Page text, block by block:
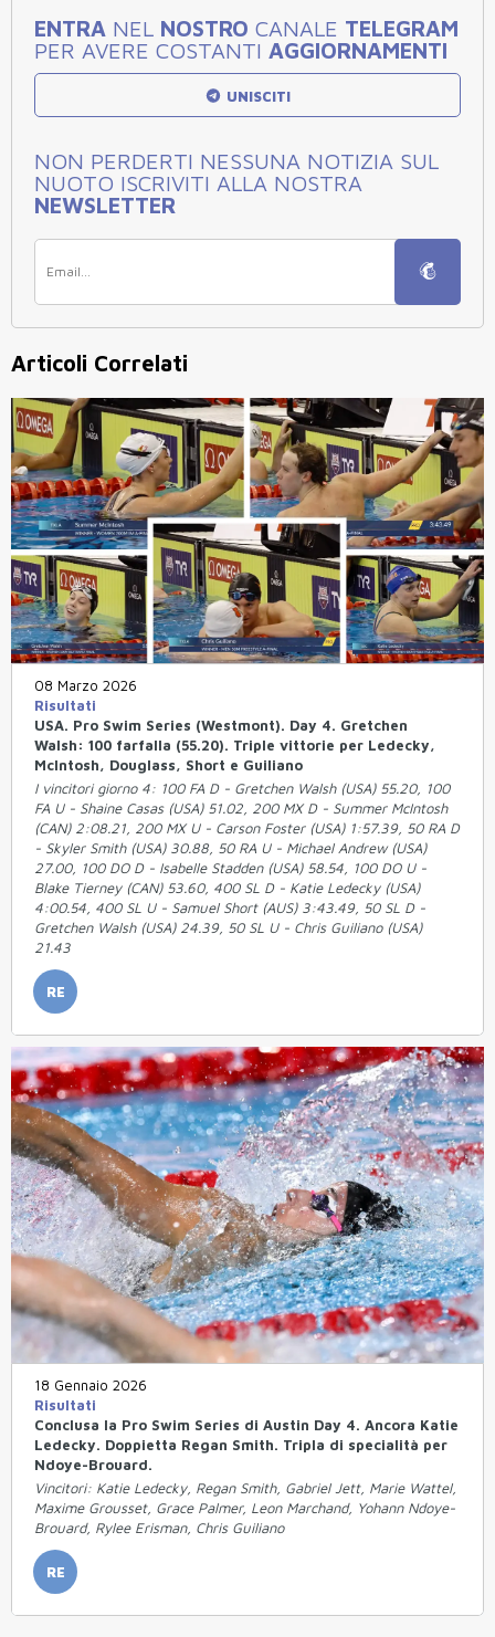
ENTRA NEL NOSTRO CANALE TELEGRAM
PER AVERE COSTANTI AGGIORNAMENTI
UNISCITI
NON PERDERTI NESSUNA NOTIZIA SUL
NUOTO ISCRIVITI ALLA NOSTRA
NEWSLETTER
Articoli Correlati
08 Marzo 2026
Risultati
USA. Pro Swim Series (Westmont). Day 4. Gretchen
Walsh: 100 farfalla (55.20). Triple vittorie per Ledecky,
McIntosh, Douglass, Short e Guiliano
I vincitori giorno 4: 100 FA D - Gretchen Walsh (USA) 55.20, 100
FA U - Shaine Casas (USA) 51.02, 200 MX D - Summer McIntosh
(CAN) 2:08.21, 200 MX U - Carson Foster (USA) 1:57.39, 50 RA D
- Skyler Smith (USA) 30.88, 50 RA U - Michael Andrew (USA)
27.00, 100 DO D - Isabelle Stadden (USA) 58.54, 100 DO U -
Blake Tierney (CAN) 53.60, 400 SL D - Katie Ledecky (USA)
4:00.54, 400 SL U - Samuel Short (AUS) 3:43.49, 50 SL D -
Gretchen Walsh (USA) 24.39, 50 SL U - Chris Guiliano (USA)
21.43
RE
18 Gennaio 2026
Risultati
Conclusa la Pro Swim Series di Austin Day 4. Ancora Katie
Ledecky. Doppietta Regan Smith. Tripla di specialità per
Ndoye-Brouard.
Vincitori: Katie Ledecky, Regan Smith, Gabriel Jett, Marie Wattel,
Maxime Grousset, Grace Palmer, Leon Marchand, Yohann Ndoye-
Brouard, Rylee Erisman, Chris Guiliano
RE